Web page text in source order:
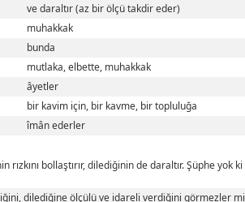
ve daraltır (az bir ölçü takdir eder)
muhakkak
bunda
mutlaka, elbette, muhakkak
âyetler
bir kavim için, bir kavme, bir topluluğa
îmân ederler
bollaştırır, dilediğinin de daraltır. Şüphe yok
dilediğine ölçülü ve idareli verdiğini görmezler